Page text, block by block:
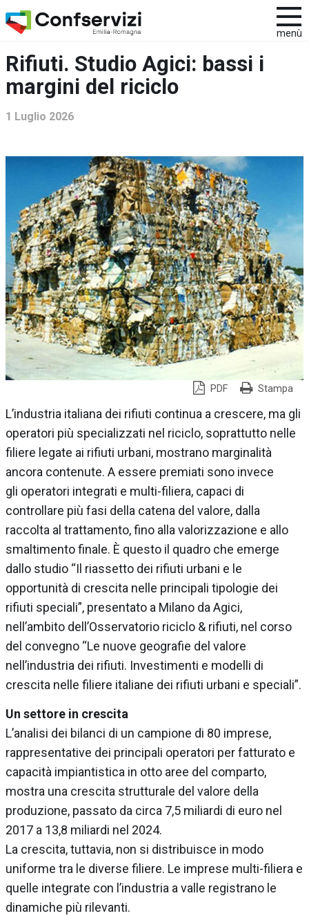
menù
Rifiuti. Studio Agici: bassi i
margini del riciclo
1 Luglio 2026
PDF Stampa
L’industria italiana dei rifiuti continua a crescere, ma gli
operatori più specializzati nel riciclo, soprattutto nelle
filiere legate ai rifiuti urbani, mostrano marginalità
ancora contenute. A essere premiati sono invece
gli operatori integrati e multi-filiera, capaci di
controllare più fasi della catena del valore, dalla
raccolta al trattamento, fino alla valorizzazione e allo
smaltimento finale. È questo il quadro che emerge
dallo studio “Il riassetto dei rifiuti urbani e le
opportunità di crescita nelle principali tipologie dei
rifiuti speciali”, presentato a Milano da Agici,
nell’ambito dell’Osservatorio riciclo & rifiuti, nel corso
del convegno “Le nuove geografie del valore
nell’industria dei rifiuti. Investimenti e modelli di
crescita nelle filiere italiane dei rifiuti urbani e speciali”.
Un settore in crescita
L’analisi dei bilanci di un campione di 80 imprese,
rappresentative dei principali operatori per fatturato e
capacità impiantistica in otto aree del comparto,
mostra una crescita strutturale del valore della
produzione, passato da circa 7,5 miliardi di euro nel
2017 a 13,8 miliardi nel 2024.
La crescita, tuttavia, non si distribuisce in modo
uniforme tra le diverse filiere. Le imprese multi-filiera e
quelle integrate con l’industria a valle registrano le
dinamiche più rilevanti.